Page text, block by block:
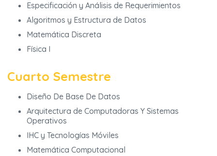
Especificación y Análisis de Requerimientos
Algoritmos y Estructura de Datos
Matemática Discreta
Física I
Cuarto Semestre
Diseño De Base De Datos
Arquitectura de Computadoras Y Sistemas
Operativos
IHC y Tecnologías Móviles
Matemática Computacional